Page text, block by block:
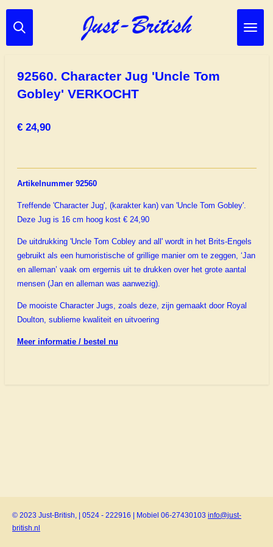
Ga
direct
92560. Character Jug 'Uncle Tom
Gobley' VERKOCHT
€ 24,90
Artikelnummer 92560
Treffende 'Character Jug', (karakter kan) van 'Uncle Tom Gobley'.
Deze Jug is 16 cm hoog kost € 24,90
De uitdrukking 'Uncle Tom Cobley and all' wordt in het Brits-Engels
gebruikt als een humoristische of grillige manier om te zeggen, ‘Jan
en alleman’ vaak om ergernis uit te drukken over het grote aantal
mensen (Jan en alleman was aanwezig).
De mooiste Character Jugs, zoals deze, zijn gemaakt door Royal
Doulton, sublieme kwaliteit en uitvoering
Meer informatie / bestel nu
© 2023 Just-British, | 0524 - 222916 | Mobiel 06-27430103 info@just-
british.nl